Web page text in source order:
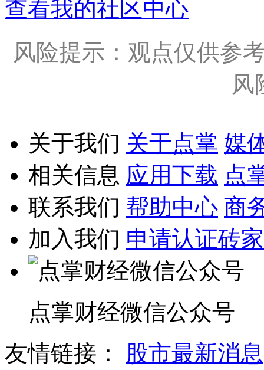
查看我的社区中心
风险提示：观点仅供参
风
关于我们 关于点掌 媒
相关信息 应用下载 点
联系我们 帮助中心 商
加入我们 申请认证砖家
点掌财经微信公众号
友情链接：
股市最新消息